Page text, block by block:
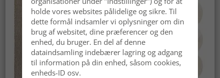
holde vores websites pålidelige og sikre. Til
dette formål indsamler vi oplysninger om din
brug af websitet, dine præferencer og den
enhed, du bruger. En del af denne
dataindsamling indebærer lagring og adgang
til information på din enhed, såsom cookies,
enheds-ID osv.